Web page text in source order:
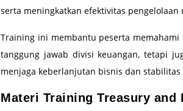
serta meningkatkan efektivitas pengelolaan
Training ini membantu peserta
tanggung jawab divisi keuangan, tetapi
menjaga keberlanjutan bisnis dan stabilitas
Materi Training Treasury and